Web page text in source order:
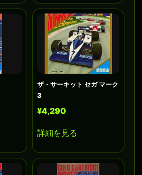
ザ・サーキット セガ マーク
3
¥4,290
詳細を見る